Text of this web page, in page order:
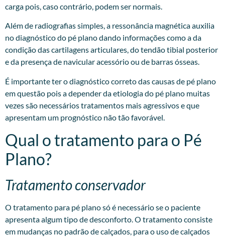
carga pois, caso contrário, podem ser normais.
Além de radiografias simples, a ressonância magnética auxilia
no diagnóstico do pé plano dando informações como a da
condição das cartilagens articulares, do tendão tibial posterior
e da presença de navicular acessório ou de barras ósseas.
É importante ter o diagnóstico correto das causas de pé plano
em questão pois a depender da etiologia do pé plano muitas
vezes são necessários tratamentos mais agressivos e que
apresentam um prognóstico não tão favorável.
Qual o tratamento para o Pé
Plano?
Tratamento conservador
O tratamento para pé plano só é necessário se o paciente
apresenta algum tipo de desconforto. O tratamento consiste
em mudanças no padrão de calçados, para o uso de calçados